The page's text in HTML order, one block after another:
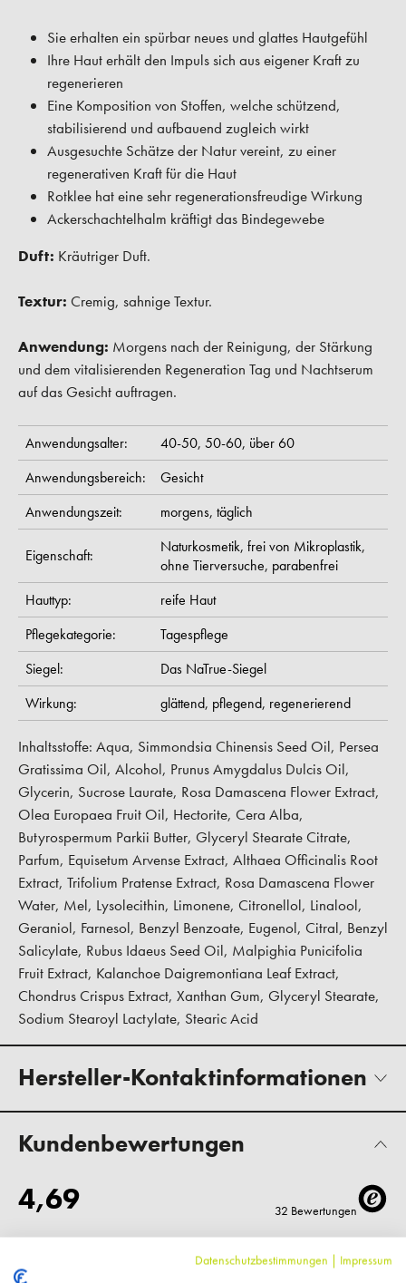
Sie erhalten ein spürbar neues und glattes Hautgefühl
Ihre Haut erhält den Impuls sich aus eigener Kraft zu
regenerieren
Eine Komposition von Stoffen, welche schützend,
stabilisierend und aufbauend zugleich wirkt
Ausgesuchte Schätze der Natur vereint, zu einer
regenerativen Kraft für die Haut
Rotklee hat eine sehr regenerationsfreudige Wirkung
Ackerschachtelhalm kräftigt das Bindegewebe
Duft: Kräutriger Duft.
Textur: Cremig, sahnige Textur.
Anwendung: Morgens nach der Reinigung, der Stärkung
und dem vitalisierenden Regeneration Tag und Nachtserum
auf das Gesicht auftragen.
Anwendungsalter: 40-50, 50-60, über 60
Anwendungsbereich:
Gesicht
Anwendungszeit:
morgens, täglich
Eigenschaft: Naturkosmetik, frei von Mikroplastik,
ohne Tierversuche, parabenfrei
Hauttyp:
reife Haut
Pflegekategorie:
Tagespflege
Siegel:
Das NaTrue-Siegel
Wirkung:
glättend, pflegend, regenerierend
Inhaltsstoffe: Aqua, Simmondsia Chinensis Seed Oil, Persea
Gratissima Oil, Alcohol, Prunus Amygdalus Dulcis Oil,
Glycerin, Sucrose Laurate, Rosa Damascena Flower Extract,
Olea Europaea Fruit Oil, Hectorite, Cera Alba,
Butyrospermum Parkii Butter, Glyceryl Stearate Citrate,
Parfum, Equisetum Arvense Extract, Althaea Officinalis Root
Extract, Trifolium Pratense Extract, Rosa Damascena Flower
Water, Mel, Lysolecithin, Limonene, Citronellol, Linalool,
Geraniol, Farnesol, Benzyl Benzoate, Eugenol, Citral, Benzyl
Salicylate, Rubus Idaeus Seed Oil, Malpighia Punicifolia
Fruit Extract, Kalanchoe Daigremontiana Leaf Extract,
Chondrus Crispus Extract, Xanthan Gum, Glyceryl Stearate,
Sodium Stearoyl Lactylate, Stearic Acid
Hersteller-Kontaktinformationen
Kundenbewertungen
Datenschutzbestimmungen | Impressum